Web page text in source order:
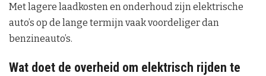
Met lagere laadkosten en onderhoud zijn elektrische
auto’s op de lange termijn vaak voordeliger dan
benzineauto’s.
Wat doet de overheid om elektrisch rijden te